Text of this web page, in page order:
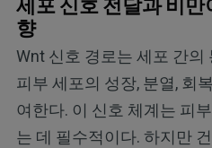
세포 신호 전달과 비만
향
Wnt 신호 경로는 세포 간의
피부 세포의 성장, 분열, 회
여한다. 이 신호 체계는 피
는 데 필수적이다. 하지만